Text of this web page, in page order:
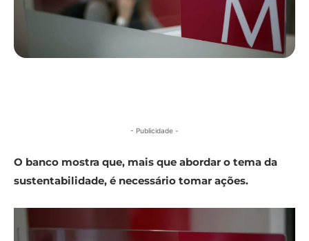
- Publicidade -
O banco mostra que, mais que abordar o tema da
sustentabilidade, é necessário tomar ações.